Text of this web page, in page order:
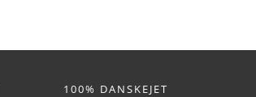
100% DANSKEJET